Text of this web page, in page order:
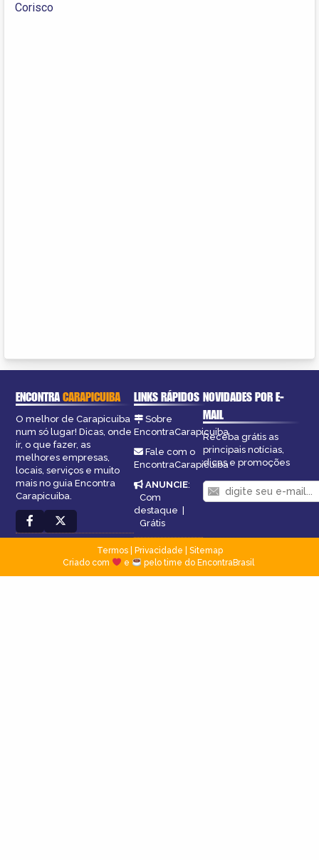
Corisco
ENCONTRACARAPICUIBA
O melhor de Carapicuiba
num só lugar! Dicas, onde
ir, o que fazer, as
melhores empresas,
locais, serviços e muito
mais no guia Encontra
Carapicuiba.
LINKS RÁPIDOS
Sobre
EncontraCarapicuiba
Fale com o
EncontraCarapicuiba
ANUNCIE:
Com
destaque
Grátis
NOVIDADES POR E-
MAIL
Receba grátis as
principais notícias,
dicas e promoções
Termos| Privacidade
Sitemap
Criado com
e pelo time do EncontraBrasil